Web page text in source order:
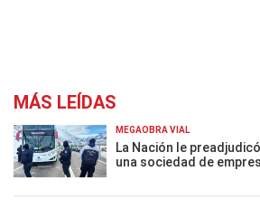
MÁS LEÍDAS
MEGAOBRA VIAL
La Nación le
una sociedad de